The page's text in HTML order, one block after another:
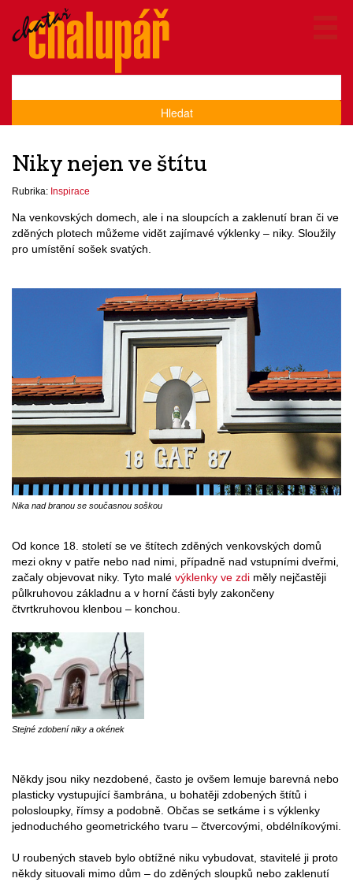
Hledat
Niky nejen ve štítu
Rubrika: Inspirace
Na venkovských domech, ale i na sloupcích a zaklenutí bran či ve
zděných plotech můžeme vidět zajímavé výklenky – niky. Sloužily
pro umístění sošek svatých.
Nika nad branou se současnou soškou
Od konce 18. století se ve štítech zděných venkovských domů
mezi okny v patře nebo nad nimi, případně nad vstupními dveřmi,
začaly objevovat niky. Tyto malé výklenky ve zdi měly nejčastěji
půlkruhovou základnu a v horní části byly zakončeny
čtvrtkruhovou klenbou – konchou.
Stejné zdobení niky a okének
Někdy jsou niky nezdobené, často je ovšem lemuje barevná nebo
plasticky vystupující šambrána, u bohatěji zdobených štítů i
polosloupky, římsy a podobně. Občas se setkáme i s výklenky
jednoduchého geometrického tvaru – čtvercovými, obdélníkovými.
U roubených staveb bylo obtížné niku vybudovat, stavitelé ji proto
někdy situovali mimo dům – do zděných sloupků nebo zaklenutí